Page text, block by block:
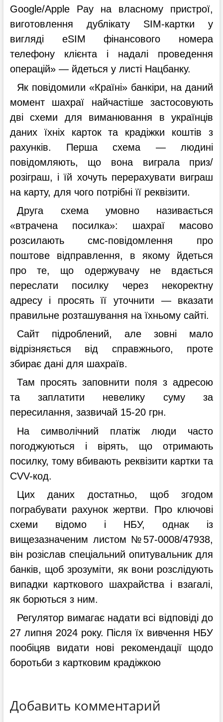
Google/Apple Pay на власному пристрої,
виготовлення дублікату SIM-картки у
вигляді еSIM фінансового номера
телефону клієнта і надалі проведення
операцій» — йдеться у листі Нацбанку.
Як повідомили «Країні» банкіри, на даний
момент шахраї найчастіше застосовують
дві схеми для виманювання в українців
даних їхніх карток та крадіжки коштів з
рахунків. Перша схема — людині
повідомляють, що вона виграла приз/
розіграш, і їй хочуть перерахувати виграш
на карту, для чого потрібні її реквізити.
Друга схема умовно називається
«втрачена посилка»: шахраї масово
розсилають смс-повідомлення про
поштове відправлення, в якому йдеться
про те, що одержувачу не вдається
переслати посилку через некоректну
адресу і просять її уточнити — вказати
правильне розташування на їхньому сайті.
Сайт підроблений, але зовні мало
відрізняється від справжнього, проте
збирає дані для шахраїв.
Там просять заповнити поля з адресою
та заплатити невелику суму за
пересилання, зазвичай 15-20 грн.
На символічний платіж люди часто
погоджуються і вірять, що отримають
посилку, тому вбивають реквізити картки та
CVV-код.
Цих даних достатньо, щоб згодом
пограбувати рахунок жертви. Про ключові
схеми відомо і НБУ, однак із
вищезазначеним листом №57-0008/47938,
він розіслав спеціальний опитувальник для
банків, щоб зрозуміти, як вони розслідують
випадки карткового шахрайства і взагалі,
як борються з ним.
Регулятор вимагає надати всі відповіді до
27 липня 2024 року. Після їх вивчення НБУ
пообіцяв видати нові рекомендації щодо
боротьби з картковим крадіжкою
Добавить комментарий